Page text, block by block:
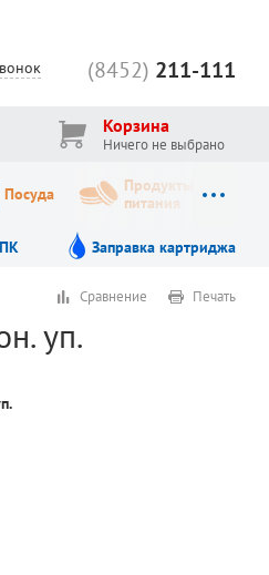
(8452) 211-111
Корзина
Ничего не выбрано
Посуда
Продукты
питания
Заправка картриджа
уп.
Сравнение Печать